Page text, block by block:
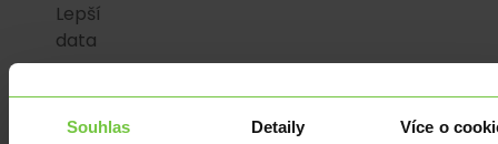
Souhlas Detaily Více o
Lepší
data
pro
firmy.
Emitenti